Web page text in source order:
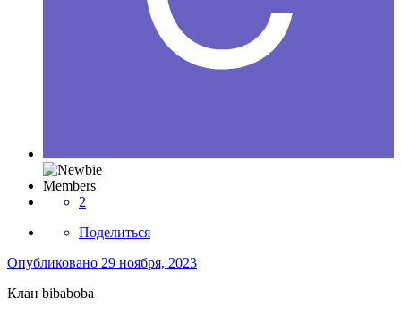
Members
2
Поделиться
Опубликовано 29 ноября, 2023
Клан bibaboba